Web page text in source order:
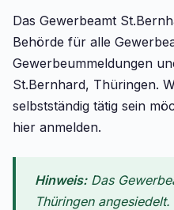
Das Gewerbeamt
Behörde für alle
Gewerbeummeldungen
St.Bernhard, Thüringen.
selbstständig tätig sein
hier anmelden.
Hinweis:Das
Thüringen